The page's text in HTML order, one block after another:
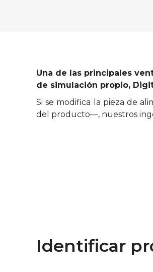
Una de las principales
de simulación propio,
Si se modifica la pieza de
del producto—, nuestros
Identificar